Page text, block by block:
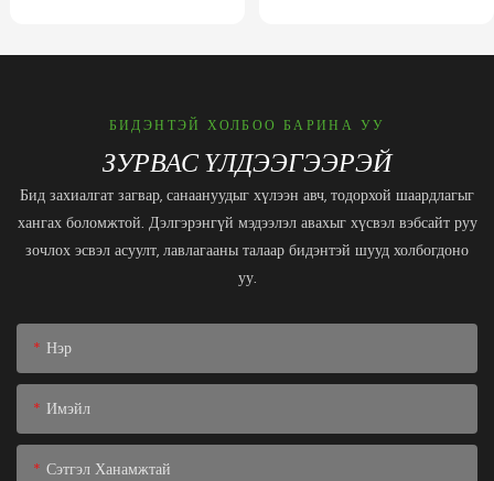
БИДЭНТЭЙ ХОЛБОО БАРИНА УУ
ЗУРВАС ҮЛДЭЭГЭЭРЭЙ
Бид захиалгат загвар, санаануудыг хүлээн авч, тодорхой шаардлагыг
хангах боломжтой. Дэлгэрэнгүй мэдээлэл авахыг хүсвэл вэбсайт руу
зочлох эсвэл асуулт, лавлагааны талаар бидэнтэй шууд холбогдоно
уу.
Нэр
Имэйл
Сэтгэл Ханамжтай